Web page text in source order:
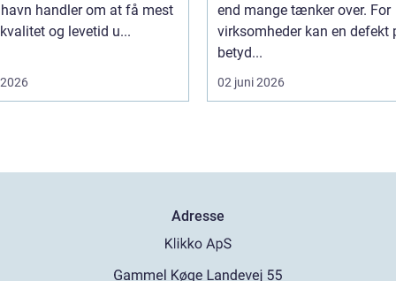
handler om at få mest
og levetid u...
end mange tænker over. For
virksomheder kan en defekt
betyd...
02 juni 2026
Adresse